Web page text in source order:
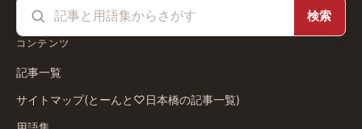
検索
コンテンツ
記事一覧
サイトマップ(とーんと♡日本橋の記事一覧)